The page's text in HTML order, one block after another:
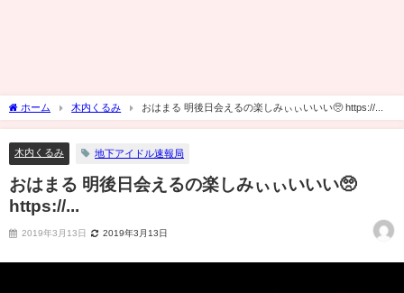
ホーム 木内くるみ おはまる 明後日会えるの楽しみぃぃいいい🥺 https://...
木内くるみ 地下アイドル速報局
おはまる 明後日会えるの楽しみぃぃいいい🥺
https://...
2019年3月13日 2019年3月13日